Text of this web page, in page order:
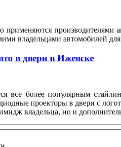
применяются производителями
владельцами автомобилей
в двери в Ижевске
все более популярным
проекторы в двери с
владельца, но и